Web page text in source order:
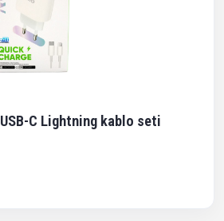
C Lightning kablo seti